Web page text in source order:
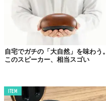
自宅でガチの「大自然」を味わう。
このスピーカー、相当スゴい
ITEM